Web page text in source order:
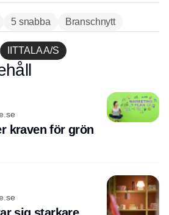
5 snabba Branschnytt
IITTALA A/S
Annons
kraven för grön